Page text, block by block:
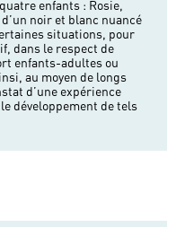
enfants : Rosie,
noir et blanc nuancé
situations, pour
dans le respect de
enfants-adultes ou
au moyen de longs
d’une expérience
développement de tels